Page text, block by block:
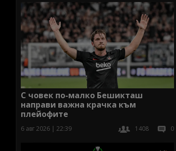
С човек по-малко Бешикташ
направи важна крачка към
плейофите
6 авг 2026 | 22:39 1408 0